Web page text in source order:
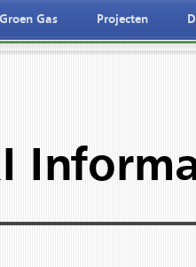
Gas Projecten